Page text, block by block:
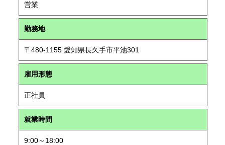
営業
勤務地
〒480-1155 愛知県長久手市平池301
雇用形態
正社員
就業時間
9:00～18:00